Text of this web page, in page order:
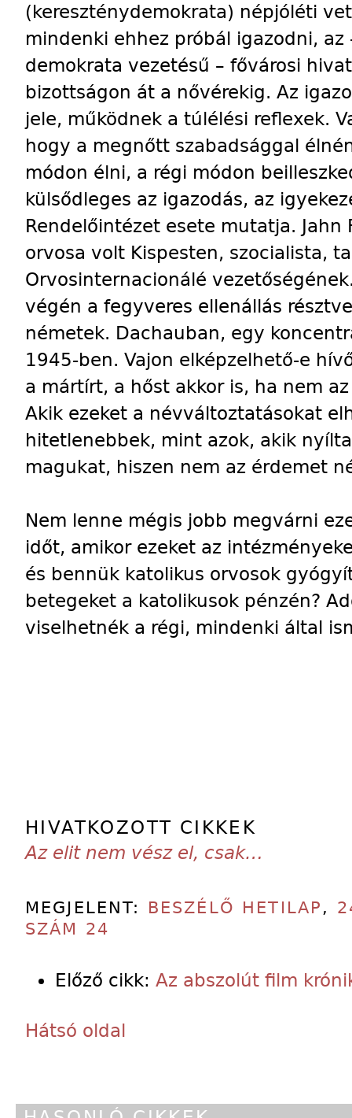
(kereszténydemokrata) népjóléti
mindenki ehhez próbál igazodni,
demokrata vezetésű – fővárosi
bizottságon át a nővérekig. Az
jele, működnek a túlélési reflexek.
hogy a megnőtt szabadsággal
módon élni, a régi módon
külsődleges az igazodás, az
Rendelőintézet esete mutatja. Jahn
orvosa volt Kispesten, szocialista,
Orvosinternacionálé
végén a fegyveres ellenállás
németek. Dachauban, egy
1945-ben. Vajon elképzelhető-e
a mártírt, a hőst akkor is, ha nem
Akik ezeket a névváltoztatásokat
hitetlenebbek, mint azok, akik
magukat, hiszen nem az érdemet
Nem lenne mégis jobb megvárni
időt, amikor ezeket az
és bennük katolikus orvosok
betegeket a katolikusok pénzén?
viselhetnék a régi, mindenki által
HIVATKOZOTT CIKKEK
Az elit nem vész el, csak…
MEGJELENT: BESZÉLŐ HETILAP ,
SZÁM 24
Előző cikk: Az abszolút film
Hátsó oldal